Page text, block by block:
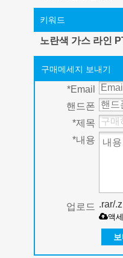
키워드
노란색 가스 라인
구매메세지 보내기
*Email
핸드폰
*제목
*내용
업로드 .rar/
액